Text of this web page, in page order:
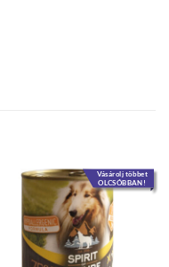
Vásárolj többet
OLCSÓBBAN!